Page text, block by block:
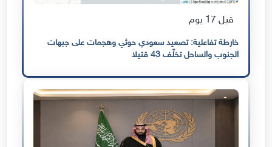
قبل 17 يوم
خارطة تفاعلية: تصعيد سعودي حوثي وهجمات على جبهات
الجنوب والساحل تخلّف 43 قتيلا